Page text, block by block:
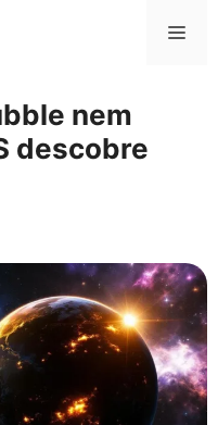
nem
descobre